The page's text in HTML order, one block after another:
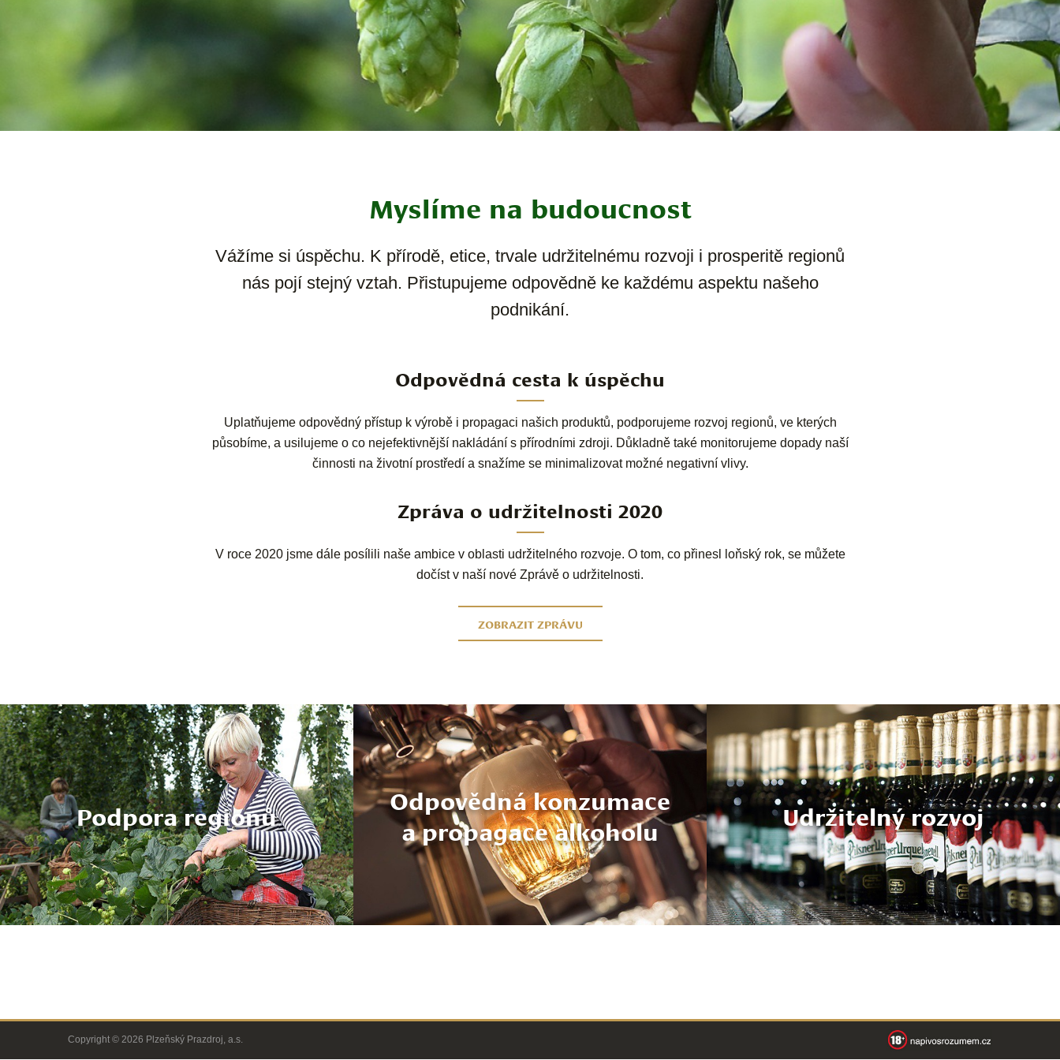
Myslíme na budoucnost
Vážíme si úspěchu. K přírodě, etice, trvale udržitelnému rozvoji i prosperitě regionů
nás pojí stejný vztah. Přistupujeme odpovědně ke každému aspektu našeho
podnikání.
Odpovědná cesta k úspěchu
Uplatňujeme odpovědný přístup k výrobě i propagaci našich produktů, podporujeme rozvoj regionů, ve kterých
působíme, a usilujeme o co nejefektivnější nakládání s přírodními zdroji. Důkladně také monitorujeme dopady naší
činnosti na životní prostředí a snažíme se minimalizovat možné negativní vlivy.
Zpráva o udržitelnosti 2020
V roce 2020 jsme dále posílili naše ambice v oblasti udržitelného rozvoje. O tom, co přinesl loňský rok, se můžete
dočíst v naší nové Zprávě o udržitelnosti.
ZOBRAZIT ZPRÁVU
Podpora regionů
Odpovědná konzumace
a propagace alkoholu
Udržitelný rozvoj
Copyright © 2026 Plzeňský Prazdroj, a.s.